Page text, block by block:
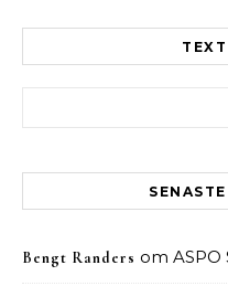
Bengt Randers om ASPO